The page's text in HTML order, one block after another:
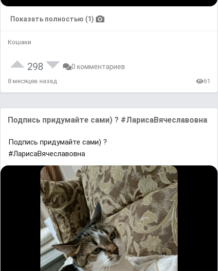
Показать полностью (1)
Кошаки
298 0 комментариев
8 месяцев назад 61
Подпись придумайте сами) ? #ЛарисаВячеславовна
Подпись придумайте сами) ?
#ЛарисаВячеславовна